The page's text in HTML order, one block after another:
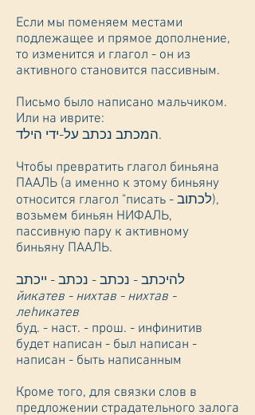
Если мы поменяем местами
подлежащее и прямое дополнение,
то изменится и глагол - он из
активного становится пассивным.
Письмо было написано мальчиком.
Или на иврите:
המכתב נכתב על-ידי הילד.
Чтобы превратить глагол биньяна
ПААЛЬ (а именно к этому биньяну
относится глагол "писать - לכתוב),
возьмем биньян НИФАЛЬ,
пассивную пару к активному
биньяну ПААЛЬ.
להיכתב - נכתב - נכתב - ייכתב
йикатев - нихтав - нихтав -
леhикатев
буд. - наст. - прош. - инфинитив
будет написан - был написан -
написан - быть написанным
Кроме того, для связки слов в
предложении страдательного залога